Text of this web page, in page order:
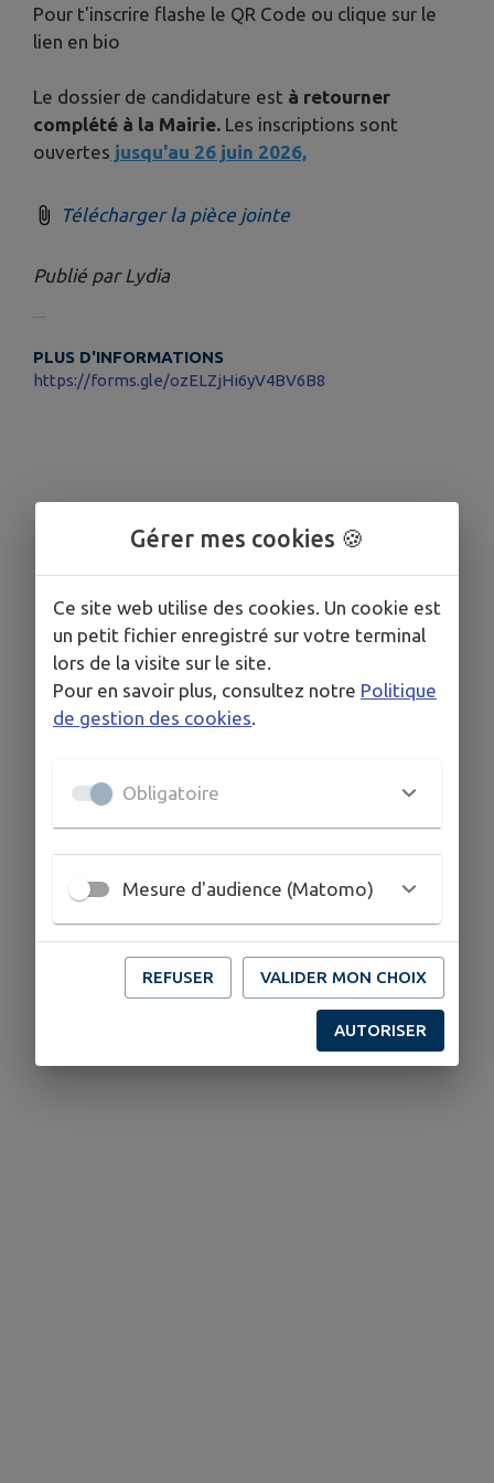
Pour t'inscrire flashe le QR Code ou clique sur le
lien en bio
Le dossier de candidature est à retourner
complété à la Mairie. Les inscriptions sont
ouvertes jusqu'au 26 juin 2026,
Télécharger la pièce jointe
Publié par Lydia
PLUS D'INFORMATIONS
https://forms.gle/ozELZjHi6yV4BV6B8
Gérer mes cookies 🍪
Ce site web utilise des cookies. Un cookie est
un petit fichier enregistré sur votre terminal
lors de la visite sur le site.
Pour en savoir plus, consultez notre Politique
de gestion des cookies
Obligatoire
Mesure d'audience (Matomo)
REFUSER VALIDER MON CHOIX
AUTORISER